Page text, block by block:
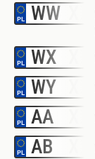
WW
WX
WY
AA
AB